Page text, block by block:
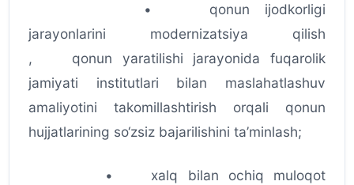
• qonun ijodkorligi
jarayonlarini modernizatsiya qilish
, qonun yaratilishi jarayonida fuqarolik
jamiyati institutlari bilan maslahatlashuv
amaliyotini takomillashtirish orqali qonun
hujjatlarining so‘zsiz bajarilishini ta’minlash;
• xalq bilan ochiq muloqot